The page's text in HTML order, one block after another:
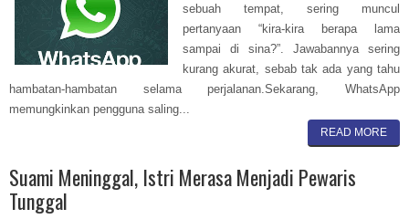
sebuah tempat, sering muncul
pertanyaan “kira-kira berapa lama
sampai di sina?”. Jawabannya sering
kurang akurat, sebab tak ada yang tahu
hambatan-hambatan selama perjalanan.Sekarang, WhatsApp
memungkinkan pengguna saling...
READ MORE
Suami Meninggal, Istri Merasa Menjadi Pewaris
Tunggal